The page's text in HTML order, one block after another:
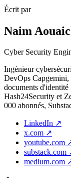
Écrit par
Naim
Cyber Security
Ingénieur
DevOps Capgemini,
documents
Hash24Security et
000 abonnés,
LinkedIn ↗
x.com ↗
youtube.com
substack.com
medium.com